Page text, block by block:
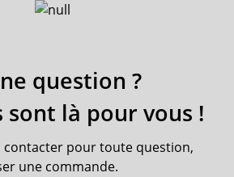
question ?
sont là pour vous !
contacter pour toute question,
une commande.